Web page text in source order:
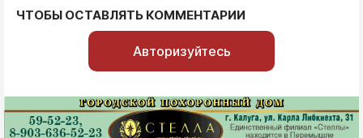
ЧТОБЫ ОСТАВЛЯТЬ КОММЕНТАРИИ
Авторизуйтесь